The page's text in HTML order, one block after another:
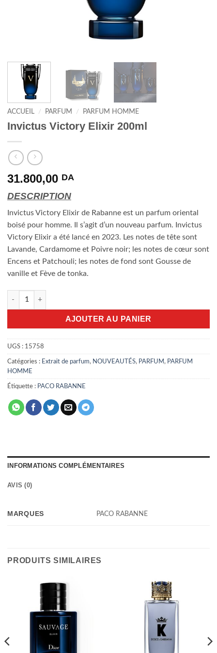
ACCUEIL / PARFUM / PARFUM HOMME
Invictus Victory Elixir 200ml
31.800,00 DA
DESCRIPTION
Invictus Victory Elixir de Rabanne est un parfum oriental
boisé pour homme. Il s’agit d’un nouveau parfum. Invictus
Victory Elixir a été lancé en 2023. Les notes de tête sont
Lavande, Cardamome et Poivre noir; les notes de cœur sont
Encens et Patchouli; les notes de fond sont Gousse de
vanille et Fève de tonka.
quantité de Invictus Victory Elixir 200ml
AJOUTER AU PANIER
UGS : 15758
Catégories : Extrait de parfum, NOUVEAUTÉS, PARFUM , PARFUM
HOMME
Étiquette : PACO RABANNE
INFORMATIONS COMPLÉMENTAIRES
AVIS (0)
MARQUES PACO RABANNE
PRODUITS SIMILAIRES